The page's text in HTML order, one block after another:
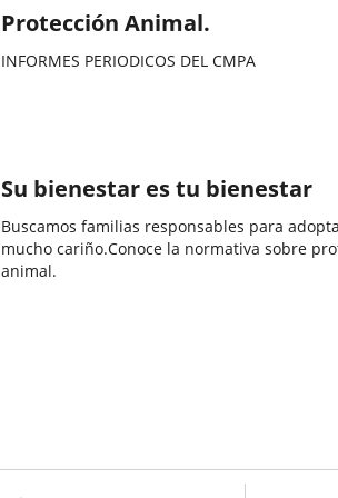
Protección Animal.
INFORMES PERIODICOS DEL CMPA
Su bienestar es tu bienestar
Buscamos familias responsables para
mucho cariño.Conoce la normativa sobre
animal.